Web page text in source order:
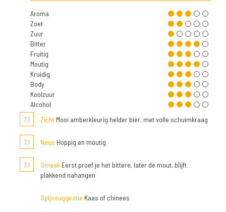
Aroma
Zoet
Zuur
Bitter
Fruitig
Moutig
Kruidig
Body
Koolzuur
Alcohol
7,1
Zicht Mooi amberkleurig helder bier, met volle schuimkraag
7,1 Neus Hoppig en moutig
7,1 Smaak Eerst proef je het bittere, later de mout, blijft
plakkend nahangen
Spijssuggestie Kaas of chinees